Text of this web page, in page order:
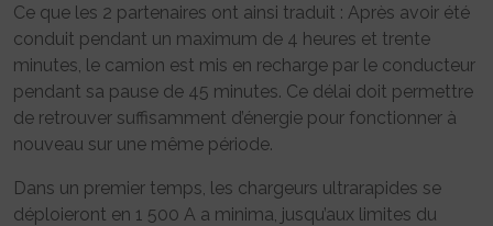
Ce que les 2 partenaires ont ainsi traduit : Après avoir été
conduit pendant un maximum de 4 heures et trente
minutes, le camion est mis en recharge par le conducteur
pendant sa pause de 45 minutes. Ce délai doit permettre
de retrouver suffisamment d’énergie pour fonctionner à
nouveau sur une même période.
Dans un premier temps, les chargeurs ultrarapides se
déploieront en 1 500 A a minima, jusqu’aux limites du